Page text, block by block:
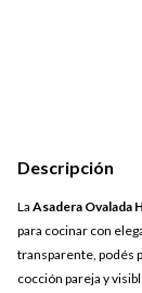
Descripción
La Asadera Ovalada
para cocinar con
transparente, podés
cocción pareja y